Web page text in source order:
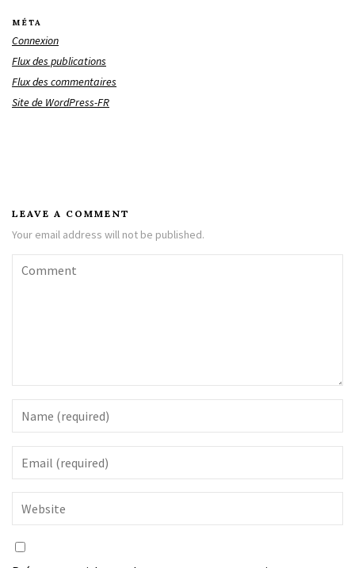
MÉTA
Connexion
Flux des publications
Flux des commentaires
Site de WordPress-FR
LEAVE A COMMENT
Your email address will not be published.